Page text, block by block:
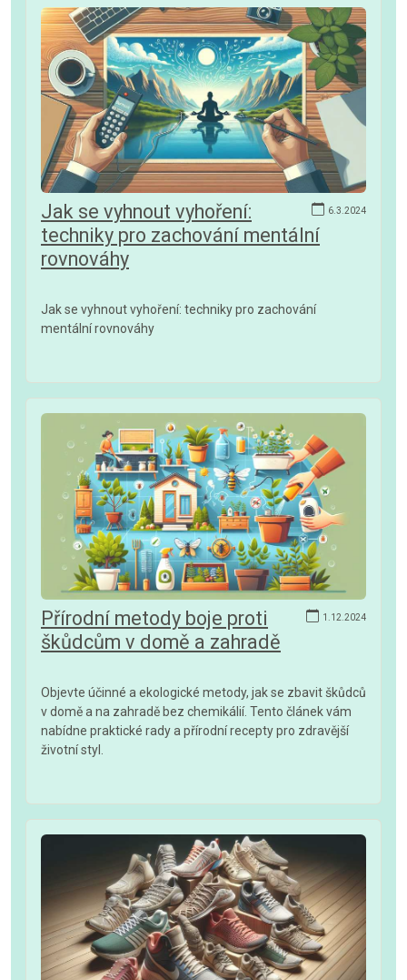
6.3.2024
Jak se vyhnout vyhoření:
techniky pro zachování mentální
rovnováhy
Jak se vyhnout vyhoření: techniky pro zachování
mentální rovnováhy
1.12.2024
Přírodní metody boje proti
škůdcům v domě a zahradě
Objevte účinné a ekologické metody, jak se zbavit škůdců
v domě a na zahradě bez chemikálií. Tento článek vám
nabídne praktické rady a přírodní recepty pro zdravější
životní styl.